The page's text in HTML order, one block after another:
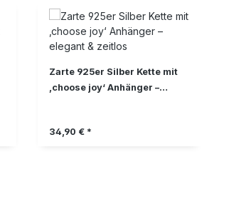
Zarte 925er Silber Kette mit
‚choose joy‘ Anhänger –
Regulärer Preis:
34,90 € *